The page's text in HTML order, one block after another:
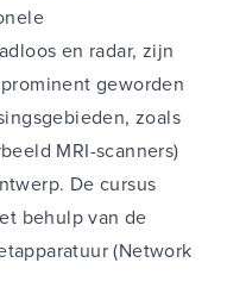
en radar, zijn
geworden
zoals
MRI-scanners)
De cursus
behulp van de
(Network